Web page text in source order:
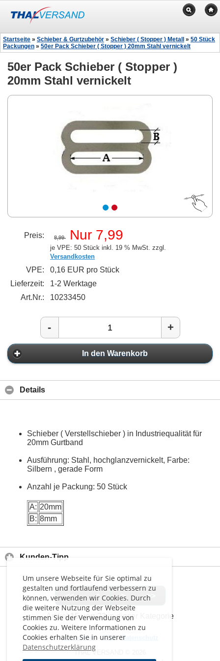
Um unsere Webseite für Sie optimal zu
gestalten und fortlaufend verbessern zu
können, verwenden wir Cookies. Durch
die weitere Nutzung der Webseite
stimmen Sie der Verwendung von
Cookies zu. Weitere Informationen zu
Cookies erhalten Sie in unserer
Datenschutzerklärung
Startseite » Schieber & Gurtzubehör » Schieber ( Stopper ) Metall » 50 Stück
Packungen » 50er Pack Schieber ( Stopper ) 20mm Stahl vernickelt
50er Pack Schieber ( Stopper )
20mm Stahl vernickelt
Preis: 8,99 Nur 7,99
je VPE: 50 Stück inkl. 19 % MwSt. zzgl.
Versandkosten
VPE:
0,16 EUR pro Stück
Lieferzeit:
1-2 Werktage
Art.Nr.:
10233450
- +
In den Warenkorb
Details
Schieber ( Verstellschieber ) in Industriequalität für
20mm Gurtband
Ausführung: Stahl, hochglanzvernickelt, Farbe:
Silbern , gerade Form
Anzahl je Packung: 50 Stück
A: 20mm
B: 8mm
Kunden-Tipp
<< < > >>
Artikel15 von 23in dieser Kategorie
Impressum-AGB-Datenschutz
THAL VERSAND © 2026